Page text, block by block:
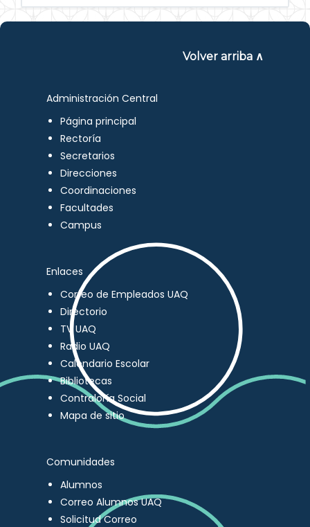
Volver arriba ∧
Administración Central
Página principal
Rectoría
Secretarios
Direcciones
Coordinaciones
Facultades
Campus
Enlaces
Correo de Empleados UAQ
Directorio
TV UAQ
Radio UAQ
Calendario Escolar
Bibliotecas
Contraloría Social
Mapa de sitio
Comunidades
Alumnos
Correo Alumnos UAQ
Solicitud Correo